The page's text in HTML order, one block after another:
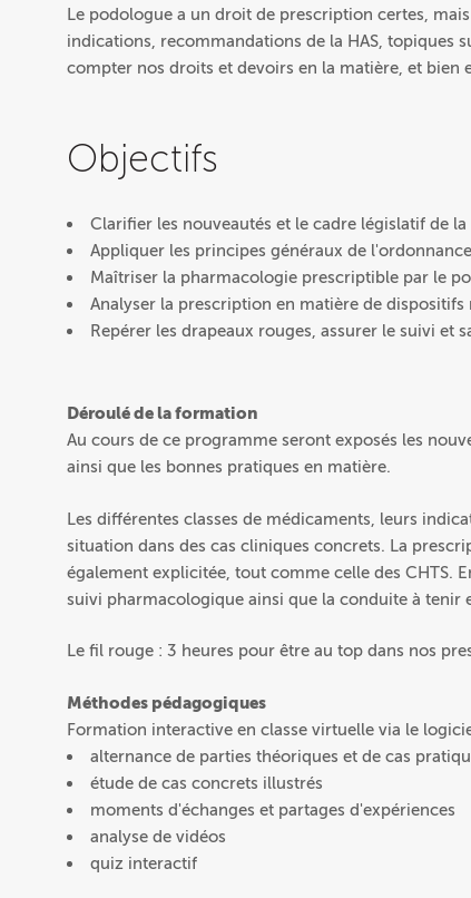
Le podologue a un droit de prescription certes,
indications, recommandations de la HAS, topiques
compter nos droits et devoirs en la matière, et bien
Objectifs
Clarifier les nouveautés et le cadre législatif de
Appliquer les principes généraux de l'ordonnance
Maîtriser la pharmacologie prescriptible par le
Analyser la prescription en matière de
Repérer les drapeaux rouges, assurer le suivi et
Déroulé de la formation
Au cours de ce programme seront exposés les
ainsi que les bonnes pratiques en matière.
Les différentes classes de médicaments, leurs
situation dans des cas cliniques concrets. La
également explicitée, tout comme celle des CHTS.
suivi pharmacologique ainsi que la conduite à tenir
Le fil rouge : 3 heures pour être au top dans nos
Méthodes pédagogiques
Formation interactive en classe virtuelle via le
alternance de parties théoriques et de cas
étude de cas concrets illustrés
moments d'échanges et partages d'expériences
analyse de vidéos
quiz interactif